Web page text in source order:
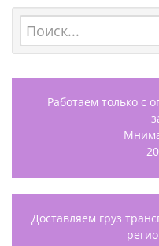
Работаем только с
Доставляем груз